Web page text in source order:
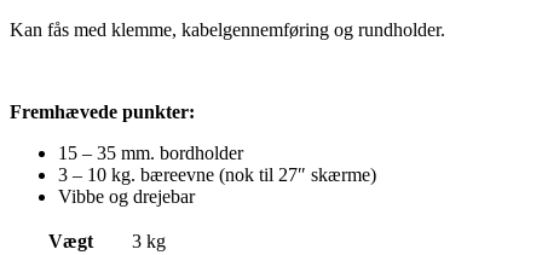
Kan fås med klemme, kabelgennemføring og rundholder.
Fremhævede punkter:
15 – 35 mm. bordholder
3 – 10 kg. bæreevne (nok til 27″ skærme)
Vibbe og drejebar
Vægt 3 kg